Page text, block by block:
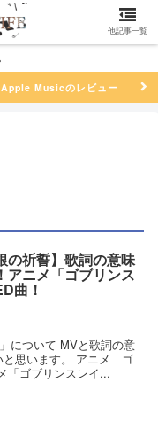
Apple Musicのレビュー
の祈誓】歌詞の意味
アニメ「ゴブリンス
曲！
について MVと歌詞の意
と思います。 アニメ ゴ
「ゴブリンスレイ...
他記事一覧